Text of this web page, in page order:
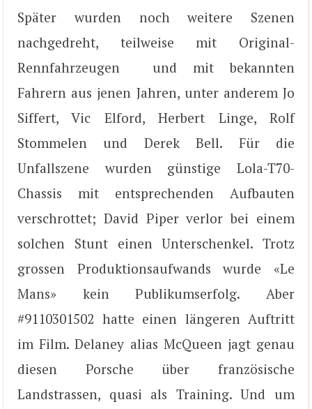
Später wurden noch weitere Szenen
nachgedreht, teilweise mit Original-
Rennfahrzeugen und mit bekannten
Fahrern aus jenen Jahren, unter anderem Jo
Siffert, Vic Elford, Herbert Linge, Rolf
Stommelen und Derek Bell. Für die
Unfallszene wurden günstige Lola-T70-
Chassis mit entsprechenden Aufbauten
verschrottet; David Piper verlor bei einem
solchen Stunt einen Unterschenkel. Trotz
grossen Produktionsaufwands wurde «Le
Mans» kein Publikumserfolg. Aber
#9110301502 hatte einen längeren Auftritt
im Film. Delaney alias McQueen jagt genau
diesen Porsche über französische
Landstrassen, quasi als Training. Und um